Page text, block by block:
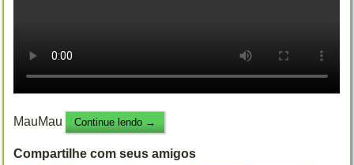
MauMau Continue lendo →
Compartilhe com seus amigos